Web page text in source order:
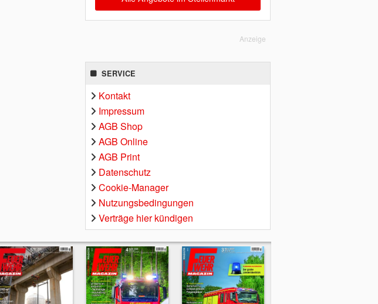
Anzeige
SERVICE
Kontakt
Impressum
AGB Shop
AGB Online
AGB Print
Datenschutz
Cookie-Manager
Nutzungsbedingungen
Verträge hier kündigen